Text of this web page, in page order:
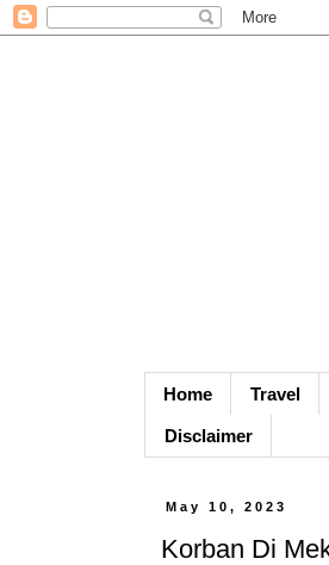
Home Travel
Disclaimer
May 10, 2023
Korban Di